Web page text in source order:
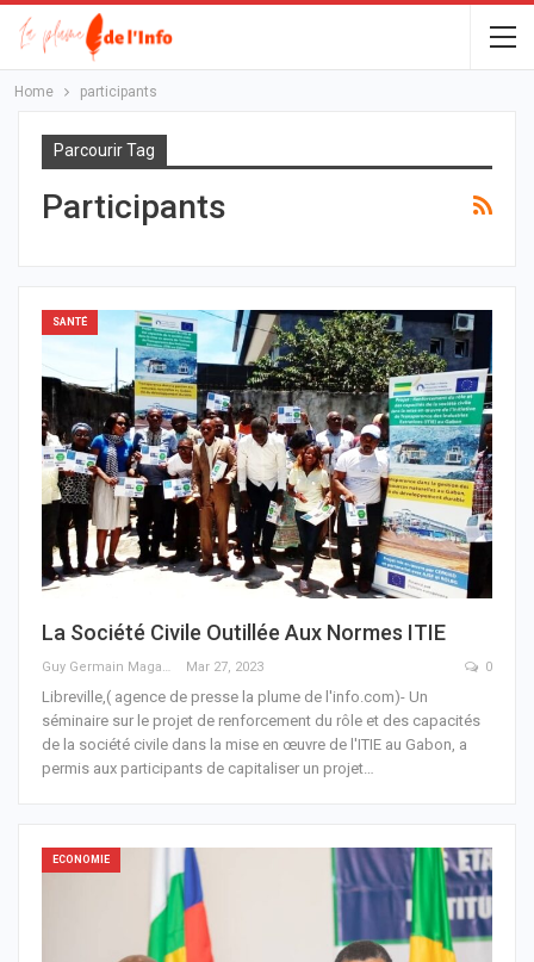
Home participants
Parcourir Tag
Participants
SANTÉ
La Société Civile Outillée Aux Normes ITIE
Guy Germain Maganga Nziengui Mar 27, 2023 0
Libreville,( agence de presse la plume de l'info.com)- Un
séminaire sur le projet de renforcement du rôle et des capacités
de la société civile dans la mise en œuvre de l'ITIE au Gabon, a
permis aux participants de capitaliser un projet
ECONOMIE